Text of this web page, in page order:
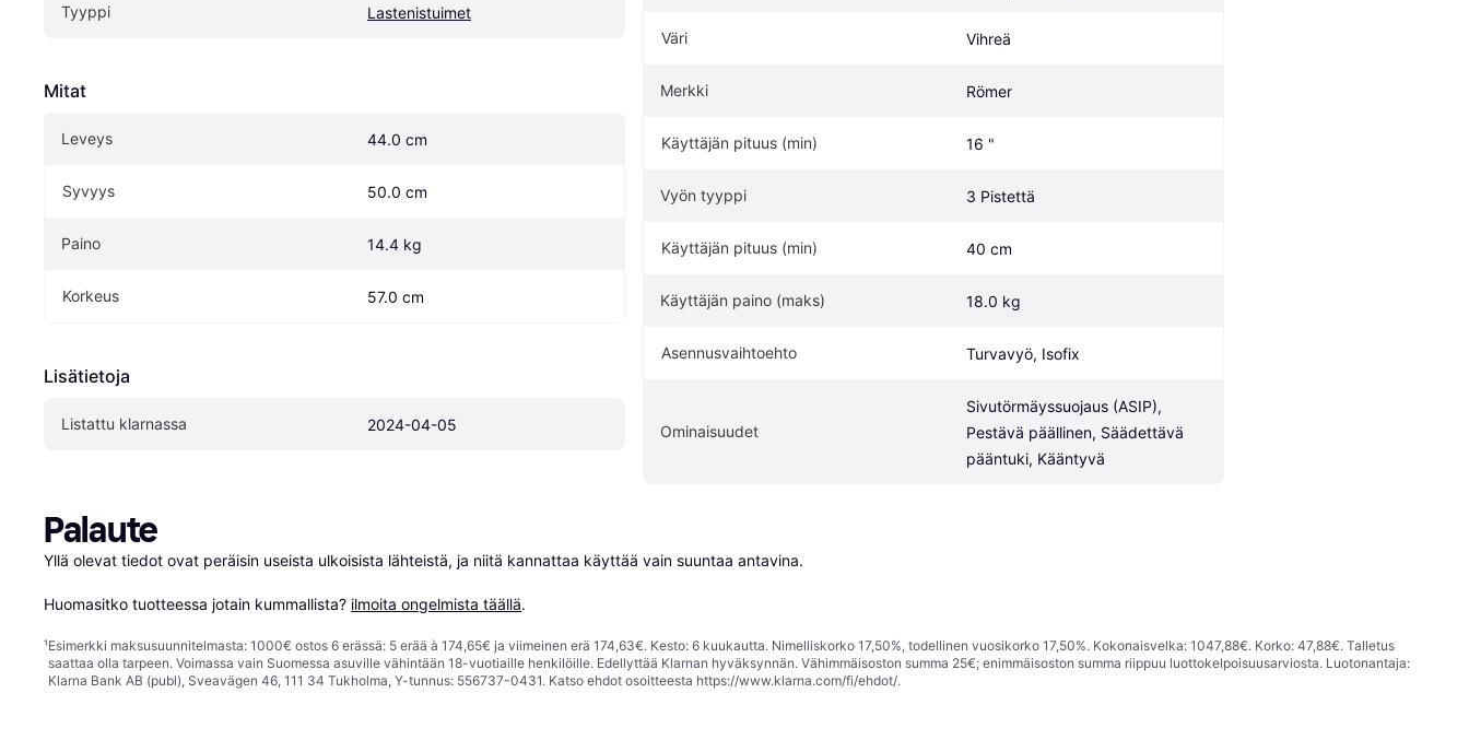
Tyyppi Lastenistuimet
Mitat
Leveys 44.0 cm
Syvyys 50.0 cm
Paino 14.4 kg
Korkeus 57.0 cm
Lisätietoja
Listattu klarnassa 2024-04-05
Väri Vihreä
Merkki Römer
Käyttäjän pituus (min) 16 "
Vyön tyyppi 3 Pistettä
Käyttäjän pituus (min) 40 cm
Käyttäjän paino (maks) 18.0 kg
Asennusvaihtoehto Turvavyö, Isofix
Ominaisuudet
Sivutörmäyssuojaus (ASIP),
Pestävä päällinen, Säädettävä
pääntuki, Kääntyvä
Palaute
Yllä olevat tiedot ovat peräisin useista ulkoisista lähteistä, ja niitä kannattaa käyttää vain suuntaa antavina.
Huomasitko tuotteessa jotain kummallista? ilmoita ongelmista täällä.
¹Esimerkki maksusuunnitelmasta: 1000€ ostos 6 erässä: 5 erää à 174,65€ ja viimeinen erä 174,63€. Kesto: 6 kuukautta. Nimelliskorko 17,50%, todellinen vuosikorko 17,50%. Kokonaisvelka: 1047,88€. Korko: 47,88€. Talletus
saattaa olla tarpeen. Voimassa vain Suomessa asuville vähintään 18-vuotiaille henkilöille. Edellyttää Klarnan hyväksynnän. Vähimmäisoston summa 25€; enimmäisoston summa riippuu luottokelpoisuusarviosta. Luotonantaja:
Klarna Bank AB (publ), Sveavägen 46, 111 34 Tukholma, Y-tunnus: 556737-0431. Katso ehdot osoitteesta https://www.klarna.com/fi/ehdot/.